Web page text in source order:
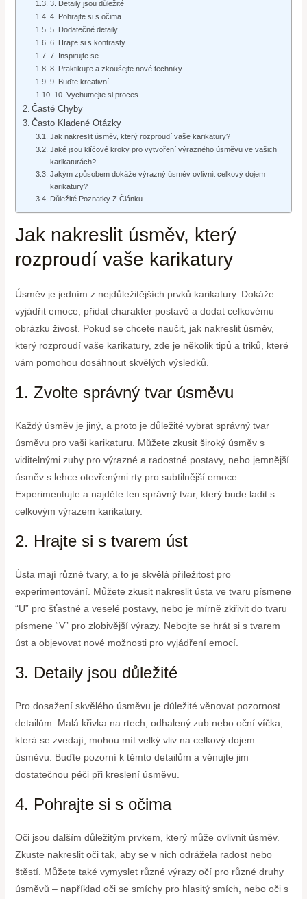
3. Detaily jsou důležité
4. Pohrajte si s očima
5. Dodatečné detaily
6. Hrajte si s kontrasty
7. Inspirujte se
8. Praktikujte a zkoušejte nové techniky
9. Buďte kreativní
10. Vychutnejte si proces
Časté Chyby
Často Kladené Otázky
Jak nakreslit úsměv, který rozproudí vaše karikatury?
Jaké jsou klíčové kroky pro vytvoření výrazného úsměvu ve vašich
karikaturách?
Jakým způsobem dokáže výrazný úsměv ovlivnit celkový dojem
karikatury?
Důležité Poznatky Z Článku
Jak nakreslit úsměv, který
rozproudí vaše karikatury
Úsměv je jedním z nejdůležitějších prvků karikatury. Dokáže
vyjádřit emoce, přidat charakter postavě a dodat celkovému
obrázku živost. Pokud se chcete naučit, jak nakreslit úsměv,
který rozproudí vaše karikatury, zde je několik tipů a triků, které
vám pomohou dosáhnout skvělých výsledků.
1. Zvolte správný tvar úsměvu
Každý úsměv je jiný, a proto je důležité vybrat správný tvar
úsměvu pro vaši karikaturu. Můžete zkusit široký úsměv s
viditelnými zuby pro výrazné a radostné postavy, nebo jemnější
úsměv s lehce otevřenými rty pro subtilnější emoce.
Experimentujte a najděte ten správný tvar, který bude ladit s
celkovým výrazem karikatury.
2. Hrajte si s tvarem úst
Ústa mají různé tvary, a to je skvělá příležitost pro
experimentování. Můžete zkusit nakreslit ústa ve tvaru písmene
“U” pro šťastné a veselé postavy, nebo je mírně zkřivit do tvaru
písmene “V” pro zlobivější výrazy. Nebojte se hrát si s tvarem
úst a objevovat nové možnosti pro vyjádření emocí.
3. Detaily jsou důležité
Pro dosažení skvělého úsměvu je důležité věnovat pozornost
detailům. Malá křivka na rtech, odhalený zub nebo oční víčka,
která se zvedají, mohou mít velký vliv na celkový dojem
úsměvu. Buďte pozorní k těmto detailům a věnujte jim
dostatečnou péči při kreslení úsměvu.
4. Pohrajte si s očima
Oči jsou dalším důležitým prvkem, který může ovlivnit úsměv.
Zkuste nakreslit oči tak, aby se v nich odrážela radost nebo
štěstí. Můžete také vymyslet různé výrazy očí pro různé druhy
úsměvů – například oči se smíchy pro hlasitý smích, nebo oči s